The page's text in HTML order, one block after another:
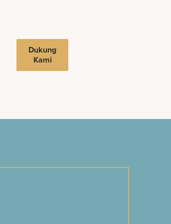
Dukung
Kami